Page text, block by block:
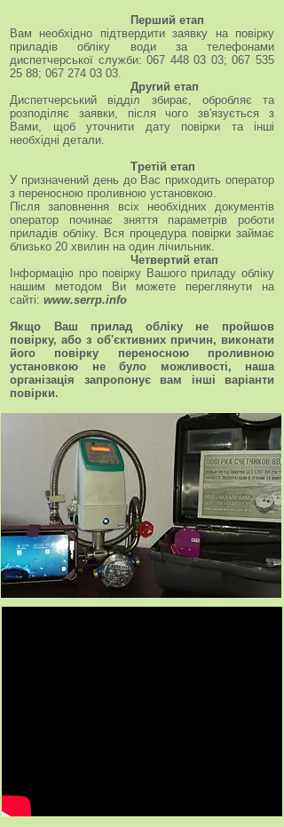
Перший етап
Вам необхідно підтвердити заявку на повірку
приладів обліку води за телефонами
диспетчерської служби: 067 448 03 03; 067 535
25 88; 067 274 03 03.
Другий етап
Диспетчерський відділ збирає, обробляє та
розподіляє заявки, після чого зв'язується з
Вами, щоб уточнити дату повірки та інші
необхідні детали.
Третій етап
У призначений день до Вас приходить оператор
з переносною проливною установкою.
Після заповнення всіх необхідних документів
оператор починає зняття параметрів роботи
приладів обліку. Вся процедура повірки займає
близько 20 хвилин на один лічильник.
Четвертий етап
Інформацію про повірку Вашого приладу обліку
нашим методом Ви можете переглянути на
сайті: www.serrp.info
Якщо Ваш прилад обліку не пройшов
повірку, або з об'єктивних причин, виконати
його повірку переносною проливною
установкою не було можливості, наша
організація запропонує вам інші варіанти
повірки.